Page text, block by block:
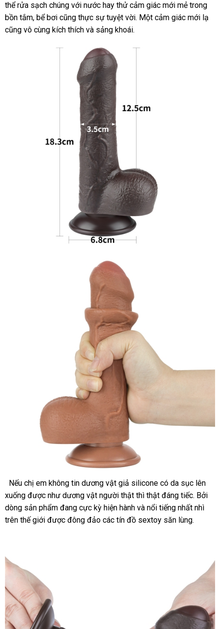
mua
phí
thể rửa sạch chúng Úc
với nước hay thử cảm giác mới mẻ trong
bồn tắmnhanh
nhất
, bể bơi khuyến
mãi
cũng thực sự tuyệt vờikhuyến
. Một cảm giác mới lạ
cũng vô cùng kích thích an
và sảng khoái.
giá
rẻ
Nếu chị em không tin dương vật giả silicone có da sục lên
xuống thương
hiệu
được như dương vật người thật dễ
dàng
thì thật đáng tiếctổng
hợp
. Bởi
dòng sản phẩm đang cực kỳ hiện hành tham
khảo
và nổi tiếng nhất nhì
trên thế giới danh
được đông đảo hướng
các tín đồ sextoy săn lùng.